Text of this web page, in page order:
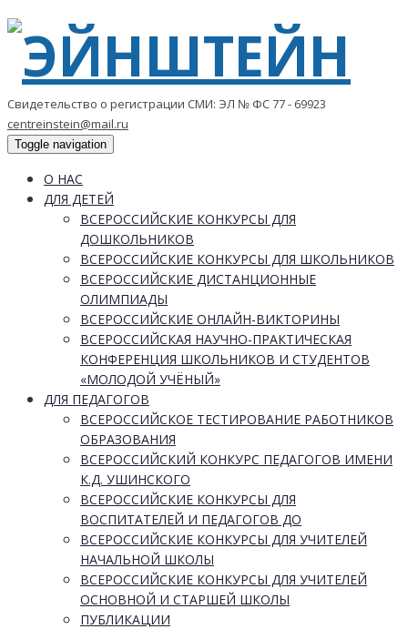
Свидетельство о регистрации СМИ: ЭЛ № ФС 77 - 69923
centreinstein@mail.ru
Toggle navigation
О НАС
ДЛЯ ДЕТЕЙ
ВСЕРОССИЙСКИЕ КОНКУРСЫ ДЛЯ
ДОШКОЛЬНИКОВ
ВСЕРОССИЙСКИЕ КОНКУРСЫ ДЛЯ ШКОЛЬНИКОВ
ВСЕРОССИЙСКИЕ ДИСТАНЦИОННЫЕ
ОЛИМПИАДЫ
ВСЕРОССИЙСКИЕ ОНЛАЙН-ВИКТОРИНЫ
ВСЕРОССИЙСКАЯ НАУЧНО-ПРАКТИЧЕСКАЯ
КОНФЕРЕНЦИЯ ШКОЛЬНИКОВ И СТУДЕНТОВ
«МОЛОДОЙ УЧЁНЫЙ»
ДЛЯ ПЕДАГОГОВ
ВСЕРОССИЙСКОЕ ТЕСТИРОВАНИЕ РАБОТНИКОВ
ОБРАЗОВАНИЯ
ВСЕРОССИЙСКИЙ КОНКУРС ПЕДАГОГОВ ИМЕНИ
К.Д. УШИНСКОГО
ВСЕРОССИЙСКИЕ КОНКУРСЫ ДЛЯ
ВОСПИТАТЕЛЕЙ И ПЕДАГОГОВ ДО
ВСЕРОССИЙСКИЕ КОНКУРСЫ ДЛЯ УЧИТЕЛЕЙ
НАЧАЛЬНОЙ ШКОЛЫ
ВСЕРОССИЙСКИЕ КОНКУРСЫ ДЛЯ УЧИТЕЛЕЙ
ОСНОВНОЙ И СТАРШЕЙ ШКОЛЫ
ПУБЛИКАЦИИ